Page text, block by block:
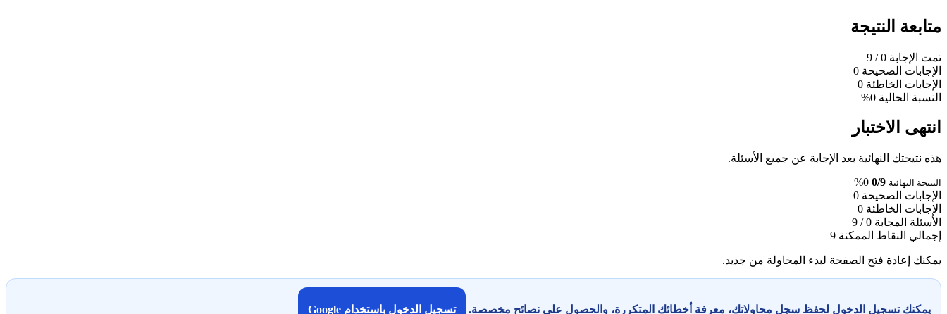
متابعة النتيجة
تمت الإجابة 0
/ 9
الإجابات الصحيحة 0
الإجابات الخاطئة 0
النسبة الحالية 0%
انتهى الاختبار
هذه نتيجتك النهائية بعد الإجابة عن جميع الأسئلة.
النتيجة النهائية 0/9
0%
الإجابات الصحيحة 0
الإجابات الخاطئة 0
الأسئلة المجابة 0 / 9
إجمالي النقاط الممكنة 9
يمكنك إعادة فتح الصفحة لبدء المحاولة من جديد.
يمكنك تسجيل الدخول لحفظ سجل محاولاتك، معرفة أخطائك المتكررة، والحصول على نصائح مخصصة. تسجيل الدخول باستخدام Google